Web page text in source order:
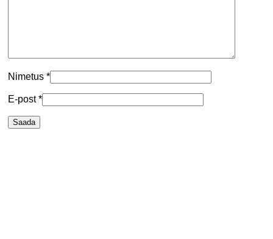
Nimetus *
E-post*